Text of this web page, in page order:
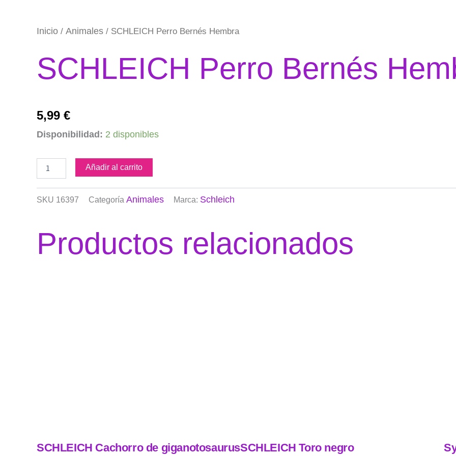
Inicio / Animales / SCHLEICH Perro Bernés Hembra
SCHLEICH Perro Bernés
5,99 €
Disponibilidad: 2 disponibles
SCHLEICH
Perro
cantidad
Añadir al carrito
SKU 16397 Categoría Animales Marca: Schleich
Productos relacionados
SCHLEICH Cachorro de giganotosaurusSCHLEICH Toro negro